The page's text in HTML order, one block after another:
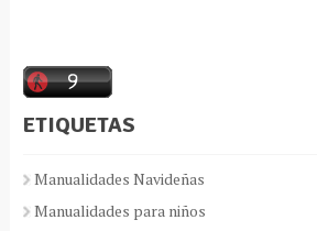
ETIQUETAS
Manualidades Navideñas
Manualidades para niños